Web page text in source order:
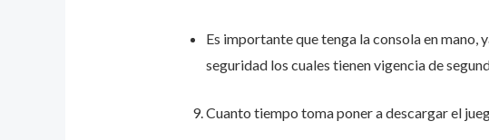
Es importante que tenga la consola en
seguridad los cuales tienen vigencia de
Cuanto tiempo toma poner a descargar el